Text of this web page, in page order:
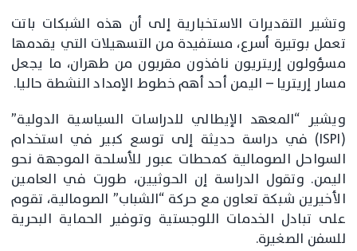
وتشير التقديرات الاستخبارية إلى أن هذه الشبكات باتت
تعمل بوتيرة أسرع، مستفيدة من التسهيلات التي يقدمها
مسؤولون إريتريون نافذون مقربون من طهران، ما يجعل
مسار إريتريا – اليمن أحد أهم خطوط الإمداد النشطة حاليا.
ويشير “المعهد الإيطالي للدراسات السياسية الدولية”
(ISPI) في دراسة حديثة إلى توسع كبير في استخدام
السواحل الصومالية كمحطات عبور للأسلحة الموجهة نحو
اليمن. وتقول الدراسة إن الحوثيين، طورت في العامين
الأخيرين شبكة تعاون مع حركة “الشباب” الصومالية، تقوم
على تبادل الخدمات اللوجستية وتوفير الحماية البحرية
للسفن الصغيرة.